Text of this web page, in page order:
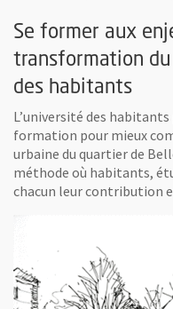
Se former aux
transformation
des habitants
L’université des
formation pour mieux
urbaine du quartier de
méthode où habitants,
chacun leur contribution